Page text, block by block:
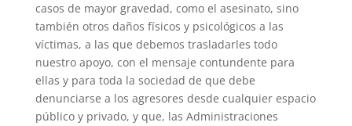
casos de mayor gravedad, como el asesinato, sino
también otros daños físicos y psicológicos a las
víctimas, a las que debemos trasladarles todo
nuestro apoyo, con el mensaje contundente para
ellas y para toda la sociedad de que debe
denunciarse a los agresores desde cualquier espacio
público y privado, y que, las Administraciones